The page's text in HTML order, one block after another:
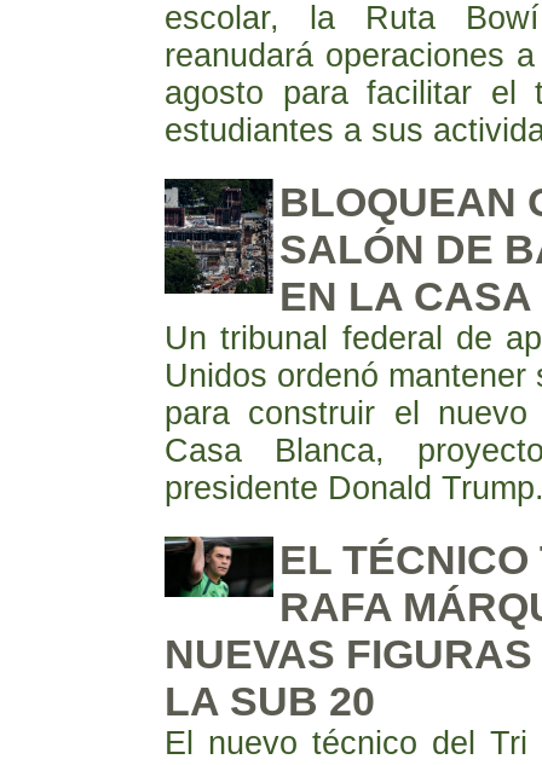
escolar, la Ruta
reanudará operaciones
agosto para facilitar
estudiantes a sus
BLOQUEAN
SALÓN DE
EN LA
Un tribunal federal de
Unidos ordenó
para construir el
Casa Blanca,
presidente Donald
EL
RAFA
NUEVAS
LA SUB 20
El nuevo técnico del